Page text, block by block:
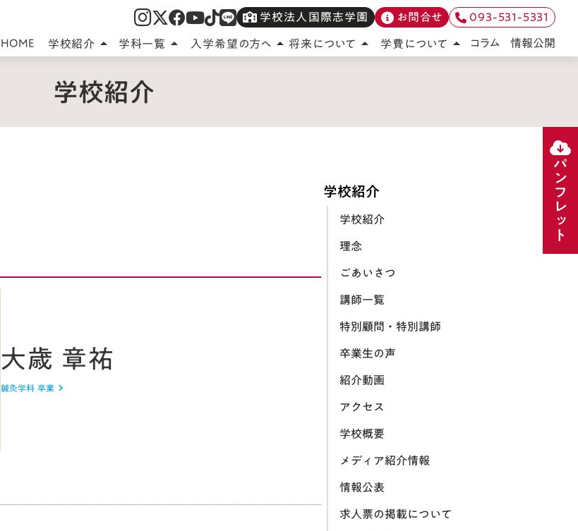
学校紹介
大歳 章祐
鍼灸学科 卒業 keyboard_arrow_right
学校紹介
学校紹介
理念
ごあいさつ
講師一覧
特別顧問・特別講師
卒業生の声
紹介動画
アクセス
学校概要
メディア紹介情報
情報公表
求人票の掲載について
パンフレット
学校法人国際志学園 お問合せ
093-531-5331
学校紹介 arrow_drop_up 学科一覧 arrow_drop_up 入学希望の方へ arrow_drop_up 将来について arrow_drop_up 学費について arrow_drop_up コラム 情報公開
HOME